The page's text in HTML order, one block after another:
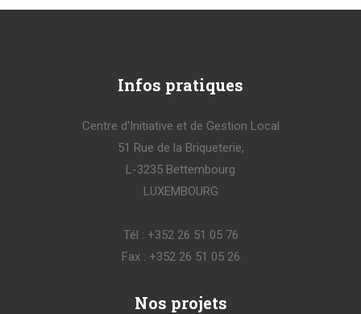
Infos pratiques
Centre d'Initiative et de Gestion Local
51 Rue de la Briqueterie,
L-3235 Bettembourg
LUXEMBOURG
Tél : +352 26 51 05 76
Fax : +352 26 51 05 26
Nos projets